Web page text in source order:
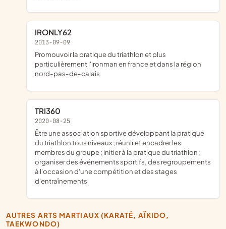
IRONLY62
2013-09-09
promouvoir la pratique du triathlon et plus
particulièrement l'ironman en france et dans la région
nord-pas-de-calais
TRI360
2020-08-25
être une association sportive développant la pratique
du triathlon tous niveaux ; réunir et encadrer les
membres du groupe ; initier à la pratique du triathlon ;
organiser des événements sportifs, des regroupements
à l'occasion d'une compétition et des stages
d'entraînements
AUTRES ARTS MARTIAUX (KARATÉ, AÏKIDO,
TAEKWONDO)